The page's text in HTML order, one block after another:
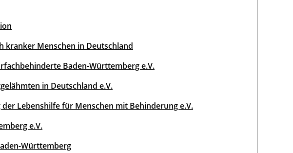
kranker Menschen in Deutschland
Baden-Württemberg e.V.
in Deutschland e.V.
Lebenshilfe für Menschen mit Behinderung e.V.
e.V.
Württemberg